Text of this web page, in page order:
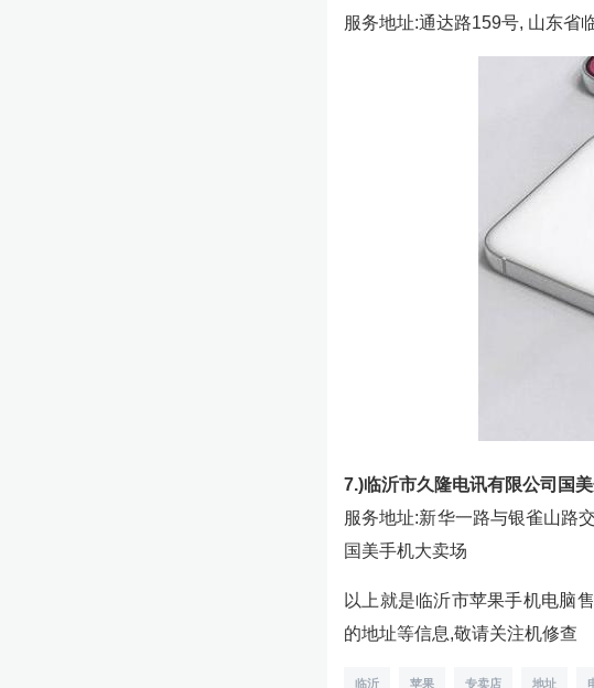
服务地址:通达路159号, 山东省
7.)临沂市久隆电讯有限公司国美
服务地址:新华一路与银雀山路
国美手机大卖场
以上就是临沂市苹果手机电脑
的地址等信息,敬请关注机修查
临沂 苹果 专卖店 地址